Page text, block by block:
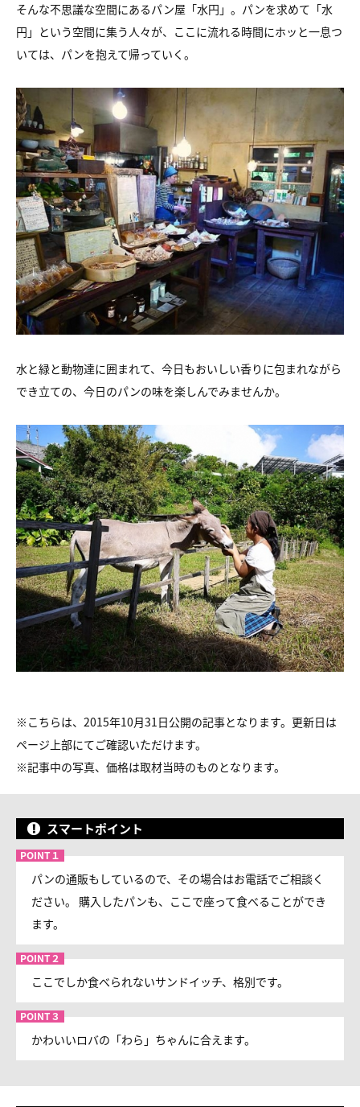
そんな不思議な空間にあるパン屋「水円」。 パンを求めて「水
円」という空間に集う人々が、 ここに流れる時間にホッと一息つ
いては、パンを抱えて帰っていく。
水と緑と動物達に囲まれて、 今日もおいしい香りに包まれながら
でき立ての、今日のパンの味を楽しんでみませんか。
※こちらは、2015年10月31日公開の記事となります。更新日は
ページ上部にてご確認いただけます。
※記事中の写真、価格は取材当時のものとなります。
スマートポイント
パンの通販もしているので、その場合はお電話でご相談く
ださい。 購入したパンも、ここで座って食べることができ
ます。
ここでしか食べられないサンドイッチ、格別です。
かわいいロバの「わら」ちゃんに合えます。